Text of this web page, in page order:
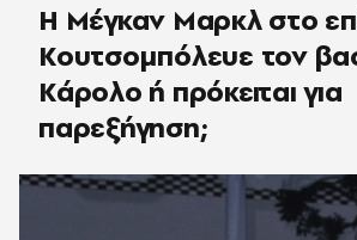
Η Μέγκαν Μαρκλ στο
Κουτσομπόλευε τον
Κάρολο ή πρόκειται για
παρεξήγηση;